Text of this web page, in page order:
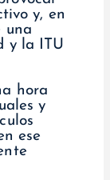
y, en
una
y la ITU
hora
y
ese